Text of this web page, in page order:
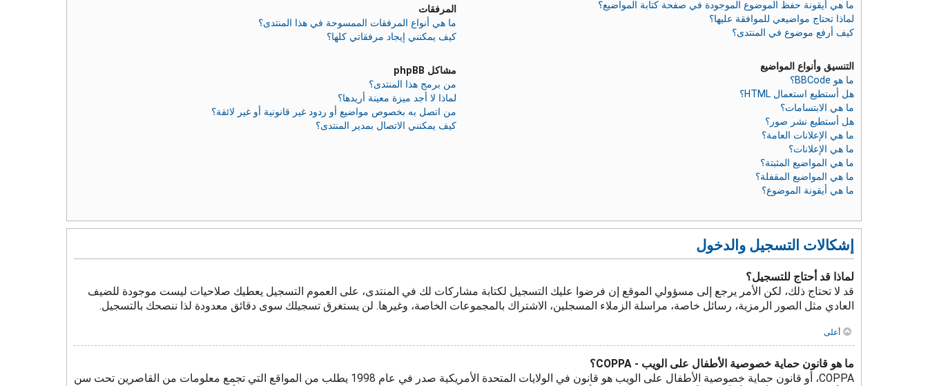
ما هي أيقونة حفظ الموضوع الموجودة في صفحة كتابة المواضيع؟
لماذا تحتاج مواضيعي للموافقة عليها؟
كيف أرفع موضوع في المنتدى؟
التنسيق وأنواع المواضيع
ما هو BBCode؟
هل أستطيع استعمال HTML؟
ما هي الابتسامات؟
هل أستطيع نشر صور؟
ما هي الإعلانات العامة؟
ما هي الإعلانات؟
ما هي المواضيع المثبتة؟
ما هي المواضيع المقفلة؟
ما هي أيقونة الموضوع؟
المرفقات
ما هي أنواع المرفقات الممسوحة في هذا المنتدى؟
كيف يمكنني إيجاد مرفقاتي كلها؟
مشاكل phpBB
من برمج هذا المنتدى؟
لماذا لا أجد ميزة معينة أريدها؟
من اتصل به بخصوص مواضيع أو ردود غير قانونية أو غير لائقة؟
كيف يمكنني الاتصال بمدير المنتدى؟
إشكالات التسجيل والدخول
لماذا قد أحتاج للتسجيل؟
قد لا تحتاج ذلك، لكن الأمر يرجع إلى مسؤولي الموقع إن فرضوا عليك التسجيل لكتابة مشاركات لك في المنتدى، على العموم التسجيل يعطيك صلاحيات ليست موجودة للضيف
العادي مثل الصور الرمزية، رسائل خاصة، مراسلة الزملاء المسجلين، الاشتراك بالمجموعات الخاصة، وغيرها. لن يستغرق تسجيلك سوى دقائق معدودة لذا ننصحك بالتسجيل.
أعلى
ما هو قانون حماية خصوصية الأطفال على الويب - COPPA؟
COPPA، أو قانون حماية خصوصية الأطفال على الويب هو قانون في الولايات المتحدة الأمريكية صدر في عام 1998 يطلب من المواقع التي تجمع معلومات من القاصرين تحت سن